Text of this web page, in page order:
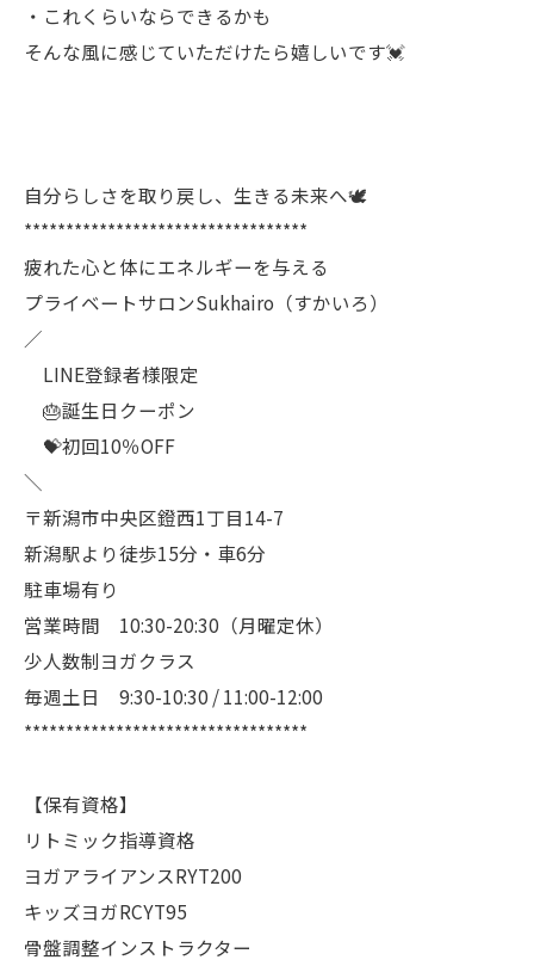
・これくらいならできるかも
そんな風に感じていただけたら嬉しいです💓
自分らしさを取り戻し、生きる未来へ🕊️
**********************************
疲れた心と体にエネルギーを与える
プライベートサロンSukhairo（すかいろ）
／
LINE登録者様限定
🎂誕生日クーポン
💝初回10％OFF
＼
〒新潟市中央区鐙西1丁目14-7
新潟駅より徒歩15分・車6分
駐車場有り
営業時間 10:30-20:30（月曜定休）
少人数制ヨガクラス
毎週土日 9:30-10:30 / 11:00-12:00
**********************************
【保有資格】
リトミック指導資格
ヨガアライアンスRYT200
キッズヨガRCYT95
骨盤調整インストラクター